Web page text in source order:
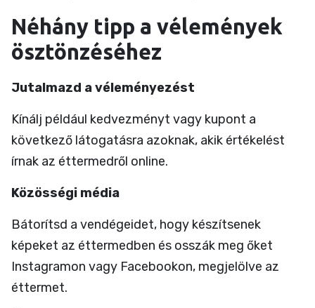
Néhány tipp a vélemények
ösztönzéséhez
Jutalmazd a véleményezést
Kínálj például kedvezményt vagy kupont a
következő látogatásra azoknak, akik értékelést
írnak az éttermedről online.
Közösségi média
Bátorítsd a vendégeidet, hogy készítsenek
képeket az éttermedben és osszák meg őket
Instagramon vagy Facebookon, megjelölve az
éttermet.